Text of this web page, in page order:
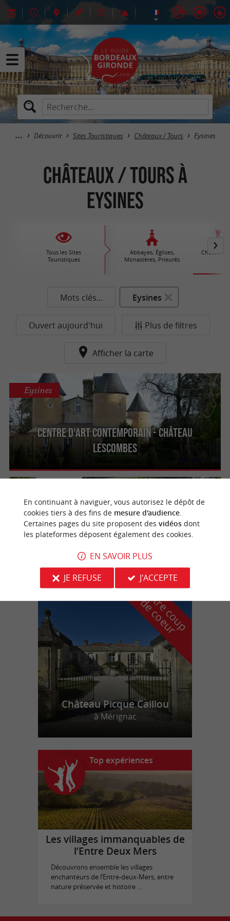
Découvrir Sites Touristiques Châteaux / Tours Eysines
Châteaux / Tours à
Eysines
Tous les Sites
Touristiques
Abbayes, Églises,
Monastères, Prieurés
Châteaux
Mots clés... Eysines
Ouvert aujourd'hui Plus de filtres
Afficher la carte
Centre d'art contemporain - Château
Lescombes
Eysines
Maison Carrée d'Arlac
n
o
t
r
e
c
o
u
p
d
e
c
o
e
u
r
Château Picque Caillou
à Mérignac
Top expériences
Les villages immanquables de
l’Entre Deux Mers
Découvrons ensemble les villages
enchanteurs de l’Entre-deux-Mers, entre
nature préservée et histoire ...
En continuant à naviguer, vous autorisez le dépôt de
cookies tiers à des fins de mesure d'audience.
Certaines pages du site proposent des vidéosdont
les plateformes déposent également des cookies.
EN SAVOIR PLUS
JE REFUSE
J'ACCEPTE